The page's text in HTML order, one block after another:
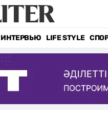
ИНТЕРВЬЮ LIFE STYLE